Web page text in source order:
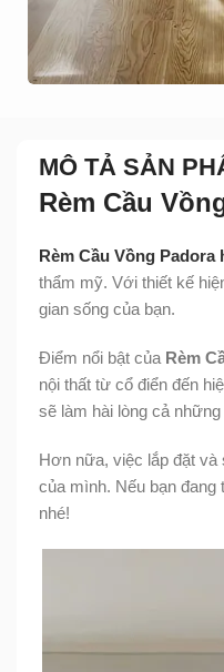
MÔ TẢ SẢN
Rèm Cầu
Rèm Cầu Vồng Padora
thẩm mỹ. Với thiết kế
gian sống của bạn.
Điểm nổi bật của Rèm
nội thất từ cổ điển đến
sẽ làm hài lòng cả
Hơn nữa, việc lắp đặt và
của mình. Nếu bạn
nhé!